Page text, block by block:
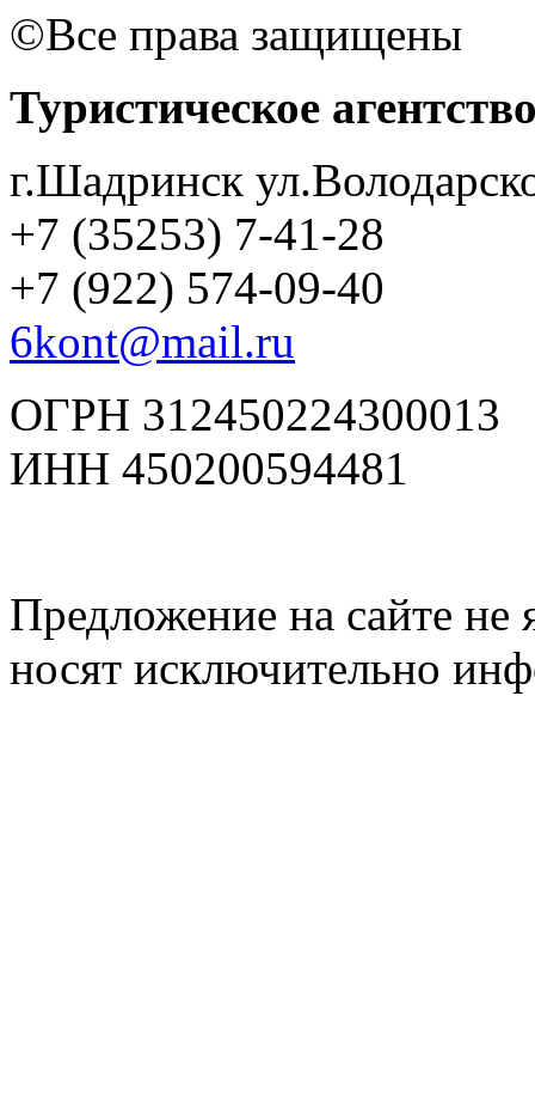
©Все права защищены
Туристическое
г.Шадринск
+7 (35253) 7-41-28
+7 (922) 574-09-40
6kont@mail.ru
ОГРН 312450224300013
ИНН 450200594481
Предложение на сайте не
носят исключительно